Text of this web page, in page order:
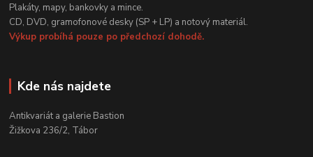
Plakáty, mapy, bankovky a mince.
CD, DVD, gramofonové desky (SP + LP) a notový materiál.
Výkup probíhá pouze po předchozí dohodě.
Kde nás najdete
Antikvariát a galerie Bastion
Žižkova 236/2, Tábor